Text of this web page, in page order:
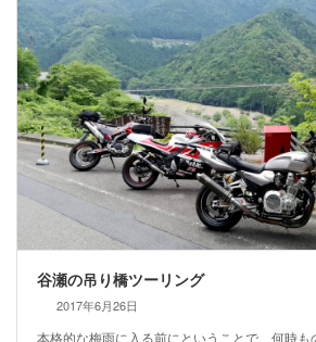
谷瀬の吊り橋ツーリング
2017年6月26日
本格的な梅雨に入る前にということで、何時